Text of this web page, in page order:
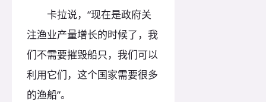
卡拉说，“现在是政府关
注渔业产量增长的时候了，我
们不需要摧毁船只，我们可以
利用它们，这个国家需要很多
的渔船”。